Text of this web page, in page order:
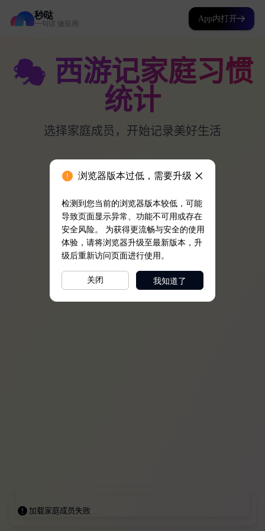
秒哒
一句话 做应用
App内打开
浏览器版本过低，需要升级
检测到您当前的浏览器版本较低，可能
导致页面显示异常、功能不可用或存在
安全风险。 为获得更流畅与安全的使用
体验，请将浏览器升级至最新版本，升
级后重新访问页面进行使用。
关闭 我知道了